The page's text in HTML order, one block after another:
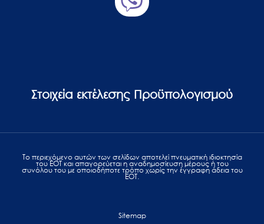
Στοιχεία εκτέλεσης Προϋπολογισμού
Το περιεχόμενο αυτών των σελίδων αποτελεί πvευματική ιδιοκτησία
του ΕΟΤ και απαγορεύεται η αναδημοσίευση μέρους ή του
συνόλου του με οποιοδήποτε τρόπο χωρίς την έγγραφη άδεια του
ΕΟΤ.
Sitemap